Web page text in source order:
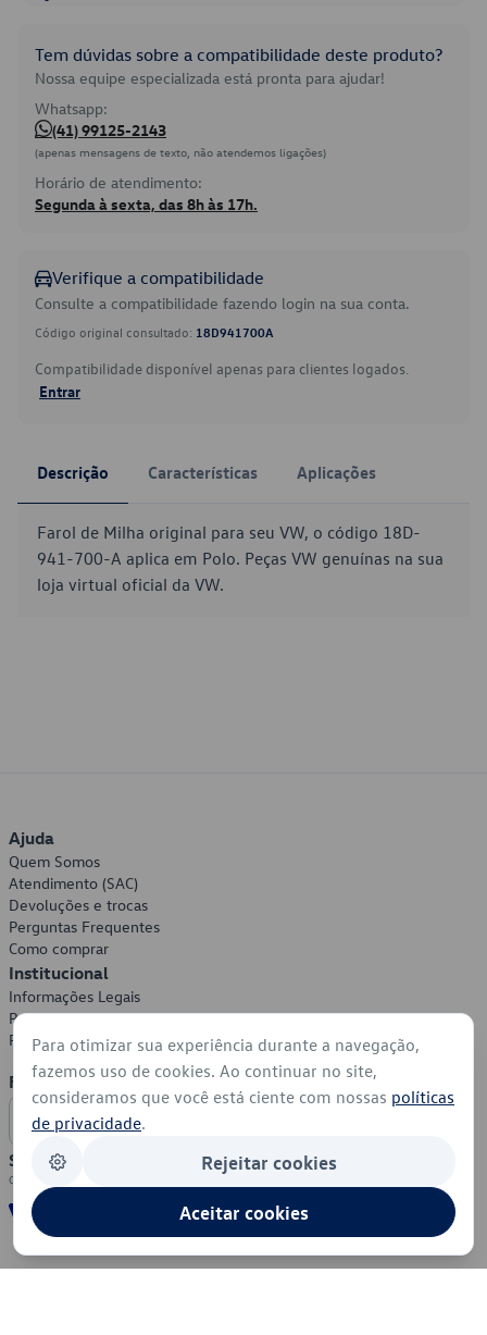
Tem dúvidas sobre a compatibilidade deste produto?
Nossa equipe especializada está pronta para ajudar!
Whatsapp:
(41) 99125-2143
(apenas mensagens de texto, não atendemos ligações)
Horário de atendimento:
Segunda à sexta, das 8h às 17h.
Verifique a compatibilidade
Consulte a compatibilidade fazendo login na sua conta.
Código original consultado: 18D941700A
Compatibilidade disponível apenas para clientes logados.
Entrar
Descrição Características Aplicações
Farol de Milha original para seu VW, o código 18D-
941-700-A aplica em Polo. Peças VW genuínas na sua
loja virtual oficial da VW.
Ajuda
Quem Somos
Atendimento (SAC)
Devoluções e trocas
Perguntas Frequentes
Como comprar
Institucional
Informações Legais
Política de Privacidade
Política de Cookies
Formas de Pagamento
Segurança
Para otimizar sua experiência durante a navegação,
fazemos uso de cookies. Ao continuar no site,
consideramos que você está ciente com nossas políticas
de privacidade.
Rejeitar cookies
Aceitar cookies